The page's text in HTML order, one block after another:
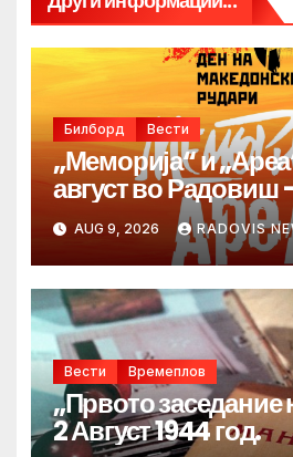
Билборд Вести
„Меморија“ и
август во Радовиш
продолжува
Денот на
AUG 9, 2026 RADOVIS
Вести Времеплов
„Првото
2 Август 1944 год.